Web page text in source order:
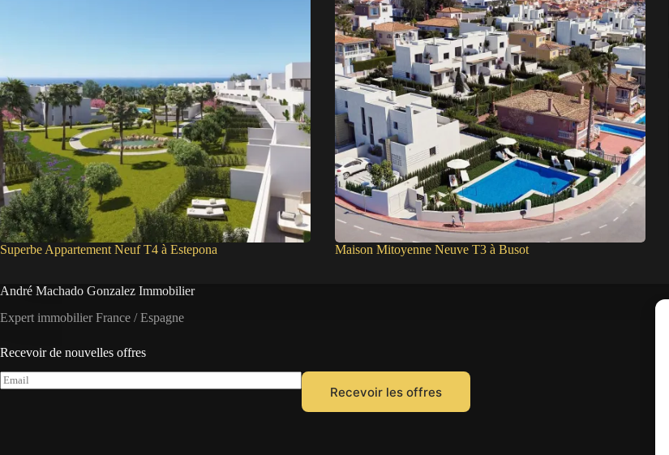
Superbe Appartement Neuf T4 à Estepona Maison Mitoyenne Neuve T3 à Busot
André Machado Gonzalez Immobilier
Expert immobilier France / Espagne
Recevoir de nouvelles offres
E
m
Recevoir les offres